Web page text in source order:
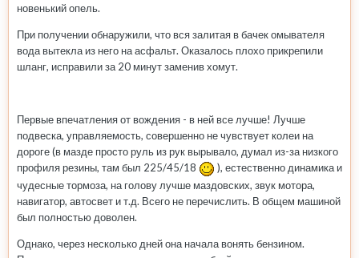
новенький опель.
При получении обнаружили, что вся залитая в бачек омывателя
вода вытекла из него на асфальт. Оказалось плохо прикрепили
шланг, исправили за 20 минут заменив хомут.
Первые впечатления от вождения - в ней все лучше! Лучше
подвеска, управляемость, совершенно не чувствует колеи на
дороге (в мазде просто руль из рук вырывало, думал из-за низкого
профиля резины, там был 225/45/18
), естественно динамика и
чудесные тормоза, на голову лучше маздовских, звук мотора,
навигатор, автосвет и т.д. Всего не перечислить. В общем машиной
был полностью доволен.
Однако, через несколько дней она начала вонять бензином.